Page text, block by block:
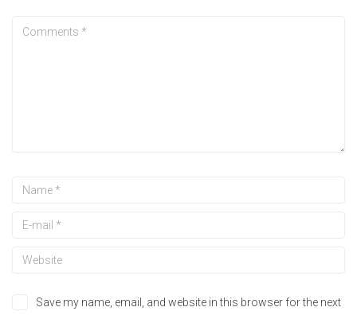
Save my name, email, and website in this browser for the next